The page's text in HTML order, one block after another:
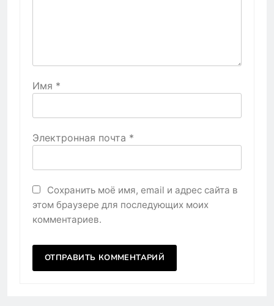
Имя *
Электронная почта *
Сохранить моё имя, email и адрес сайта в
этом браузере для последующих моих
комментариев.